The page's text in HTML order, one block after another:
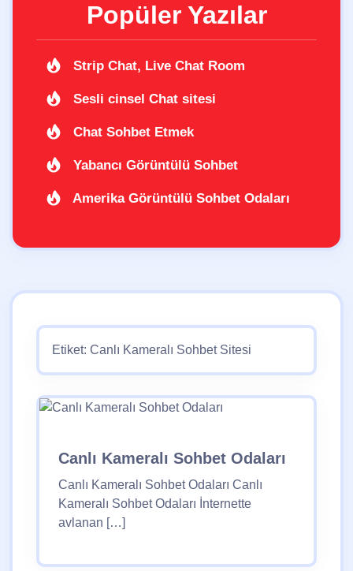
Popüler Yazılar
Strip Chat, Live Chat Room
Sesli cinsel Chat sitesi
Chat Sohbet Etmek
Yabancı Görüntülü Sohbet
Amerika Görüntülü Sohbet Odaları
Etiket: Canlı Kameralı Sohbet Sitesi
Canlı Kameralı Sohbet Odaları
Canlı Kameralı Sohbet Odaları Canlı
Kameralı Sohbet Odaları İnternette
avlanan […]